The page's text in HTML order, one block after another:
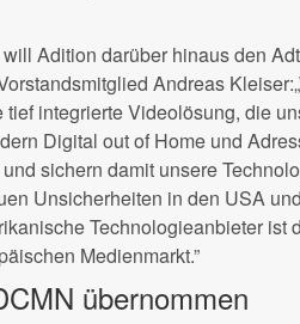
Adition darüber hinaus den
Andreas
tief integrierte Videolösung, die
Digital out of Home und
sichern damit unsere
Unsicherheiten in den USA
Technologieanbieter ist
Medienmarkt.”
übernommen